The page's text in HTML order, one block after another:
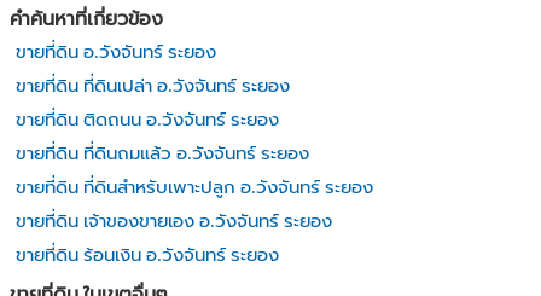
คำค้นหาที่เกี่ยวข้อง
ขายที่ดิน อ.วังจันทร์ ระยอง
ขายที่ดิน ที่ดินเปล่า อ.วังจันทร์ ระยอง
ขายที่ดิน ติดถนน อ.วังจันทร์ ระยอง
ขายที่ดิน ที่ดินถมแล้ว อ.วังจันทร์ ระยอง
ขายที่ดิน ที่ดินสำหรับเพาะปลูก อ.วังจันทร์ ระยอง
ขายที่ดิน เจ้าของขายเอง อ.วังจันทร์ ระยอง
ขายที่ดิน ร้อนเงิน อ.วังจันทร์ ระยอง